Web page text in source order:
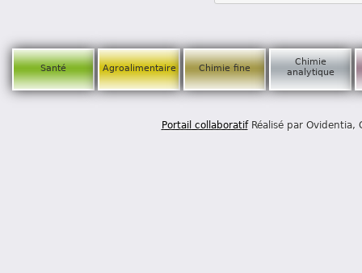
Santé Agroalimentaire Chimie fine
Chimie
analytique
Portail collaboratifRéalisé par Ovidentia,